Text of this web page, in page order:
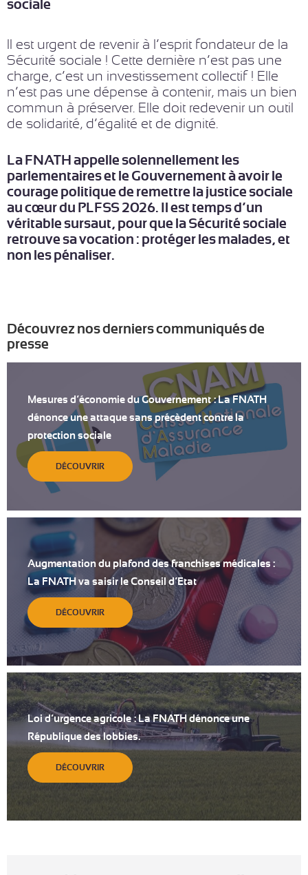
sociale
Il est urgent de revenir à l’esprit fondateur de la
Sécurité sociale ! Cette dernière n’est pas une
charge, c’est un investissement collectif ! Elle
n’est pas une dépense à contenir, mais un bien
commun à préserver. Elle doit redevenir un outil
de solidarité, d’égalité et de dignité.
La FNATH appelle solennellement les
parlementaires et le Gouvernement à avoir le
courage politique de remettre la justice sociale
au cœur du PLFSS 2026. Il est temps d’un
véritable sursaut, pour que la Sécurité sociale
retrouve sa vocation : protéger les malades, et
non les pénaliser.
Découvrez nos derniers communiqués de
presse
Mesures d’économie du Gouvernement : La FNATH
dénonce une attaque sans précèdent contre la
protection sociale
DÉCOUVRIR
Augmentation du plafond des franchises médicales :
La FNATH va saisir le Conseil d’Etat
DÉCOUVRIR
Loi d’urgence agricole : La FNATH dénonce une
République des lobbies.
DÉCOUVRIR